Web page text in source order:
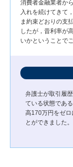
消費者金融業者か
入れを続けてきて
ま約束どおりの支
したが，昔利率が
いかということで
弁護士が取引履
ている状態であ
高170万円をゼロ
とができました。